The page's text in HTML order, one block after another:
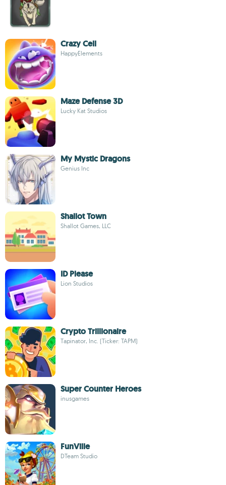
Crazy Cell
HappyElements
Maze Defense 3D
Lucky Kat Studios
My Mystic Dragons
Genius Inc
Shallot Town
Shallot Games, LLC
ID Please
Lion Studios
Crypto Trillionaire
Tapinator, Inc. (Ticker: TAPM)
Super Counter Heroes
inusgames
FunVille
DTeam Studio